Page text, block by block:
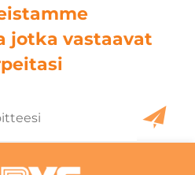
jotka vastaavat